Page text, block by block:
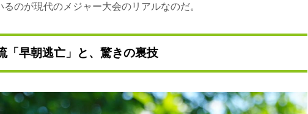
のが現代のメジャー大会のリアルなのだ。
「早朝逃亡」と、驚きの裏技